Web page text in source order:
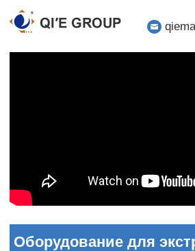
Оборудование для